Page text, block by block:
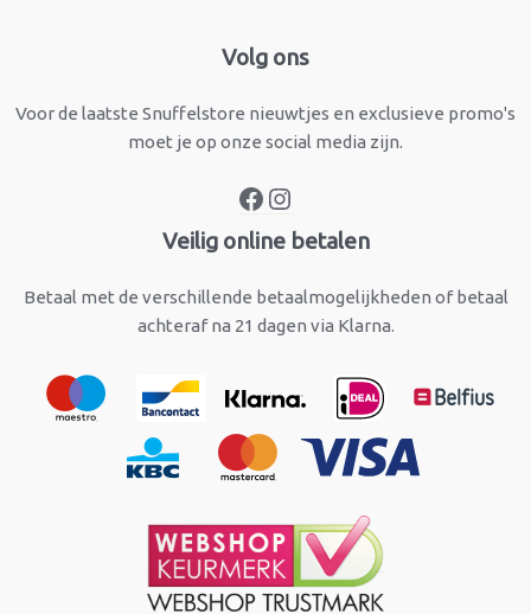
Volg ons
Voor de laatste Snuffelstore nieuwtjes en exclusieve promo's
moet je op onze social media zijn.
Facebook
Veilig online betalen
Betaal met de verschillende betaalmogelijkheden of betaal
achteraf na 21 dagen via Klarna.